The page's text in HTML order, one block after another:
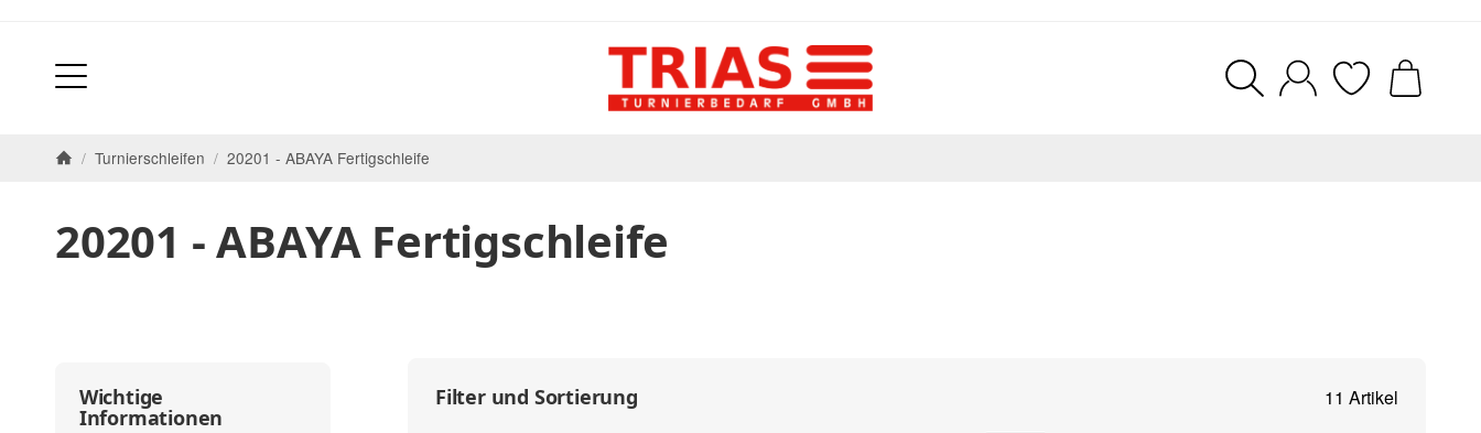
/ Turnierschleifen / 20201 - ABAYA Fertigschleife
20201 - ABAYA Fertigschleife
Filter und Sortierung 11 Artikel
Wichtige
Informationen